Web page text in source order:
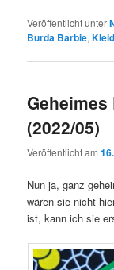
Veröffentlicht unter
Burda Barbie,Kleid
(2022/05)
Veröffentlicht am
Nun ja, ganz
wären sie nicht
ist, kann ich sie